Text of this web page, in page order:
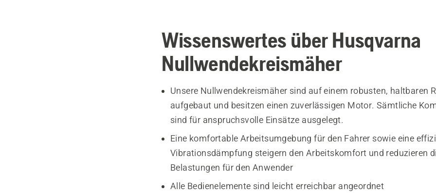
Wissenswertes über Husqvarna
Nullwendekreismäher
Unsere Nullwendekreismäher sind auf einem robusten, haltbaren
aufgebaut und besitzen einen zuverlässigen Motor. Sämtliche
sind für anspruchsvolle Einsätze ausgelegt.
Eine komfortable Arbeitsumgebung für den Fahrer sowie eine
Vibrationsdämpfung steigern den Arbeitskomfort und reduzieren
Belastungen für den Anwender
Alle Bedienelemente sind leicht erreichbar angeordnet